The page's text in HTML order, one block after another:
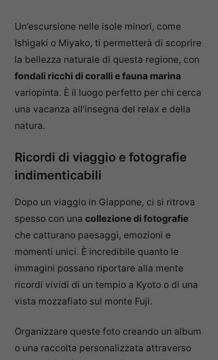
Un’escursione nelle isole minori, come
Ishigaki o Miyako, ti permetterà di scoprire
la bellezza naturale di questa regione, con
fondali ricchi di coralli e fauna marina
variopinta. È il luogo perfetto per chi cerca
una vacanza all’insegna del relax e della
natura.
Ricordi di viaggio e fotografie
indimenticabili
Dopo un viaggio in Giappone, ci si ritrova
spesso con una collezione di fotografie
che catturano paesaggi, emozioni e
momenti unici. È incredibile quanto le
immagini possano riportare alla mente
ricordi vividi di un tempio a Kyoto o di una
vista mozzafiato sul monte Fuji.
Organizzare queste foto creando un album
o una raccolta personalizzata attraverso